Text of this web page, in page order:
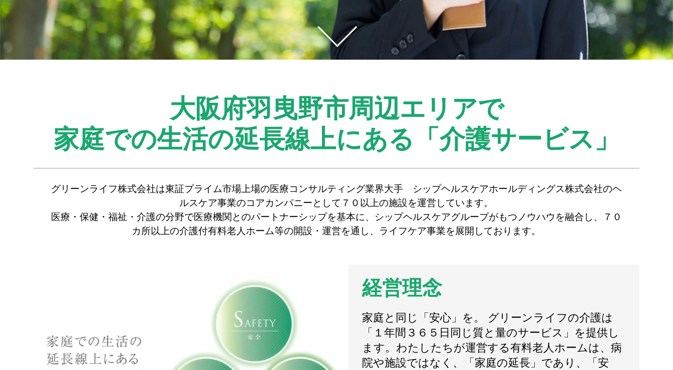
大阪府羽曳野市周辺エリアで
家庭での生活の延長線上にある 「介護サービス」
グリーンライフ株式会社は東証プライム市場上場の医療コンサルティング業界大手 シップヘルスケアホールディングス株式会社のヘ
ルスケア事業のコアカンパニーとして７０以上の施設を運営しています。
医療・保健・福祉・介護の分野で医療機関とのパートナーシップを基本に、シップヘルスケアグループがもつノウハウを融合し、７０
カ所以上の介護付有料老人ホーム等の開設・運営を通し、ライフケア事業を展開しております。
経営理念
家庭と同じ「安心」を。 グリーンライフの介護は
「１年間３６５日同じ質と量のサービス」を提供し
ます。わたしたちが運営する有料老人ホームは、病
院や施設ではなく、「家庭の延長」であり、「安